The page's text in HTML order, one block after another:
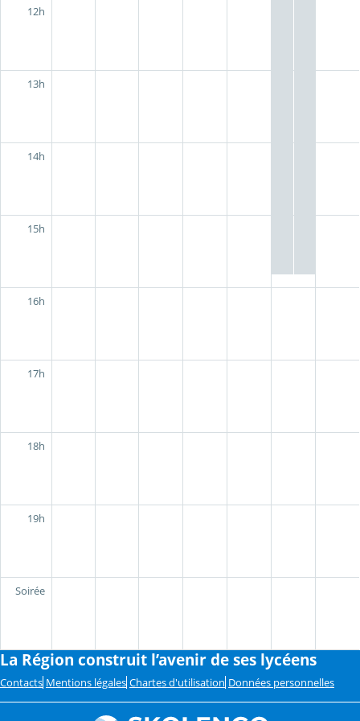
12h
13h
14h
15h
16h
17h
18h
19h
Soirée
La Région construit l’avenir de ses lycéens
Contacts Mentions légales Chartes d'utilisation Données personnelles